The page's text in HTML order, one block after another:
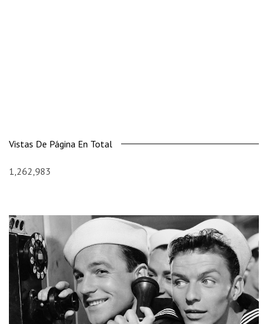
Vistas De Página En Total
1,262,983